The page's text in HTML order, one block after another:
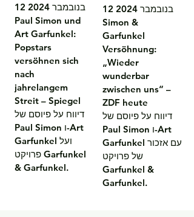
12 בנובמבר 2024
Paul Simon und
Art Garfunkel:
Popstars
versöhnen sich
nach
jahrelangem
Streit – Spiegel
דיווח על פיוסם של
Paul Simon ו-Art
Garfunkel ועל
פרויקט Garfunkel
& Garfunkel.
12 בנובמבר 2024
Simon &
Garfunkel
Versöhnung:
„Wieder
wunderbar
zwischen uns“ –
ZDF heute
דיווח על פיוסם של
Paul Simon ו-Art
Garfunkel עם אזכור
של פרויקט
Garfunkel &
Garfunkel.